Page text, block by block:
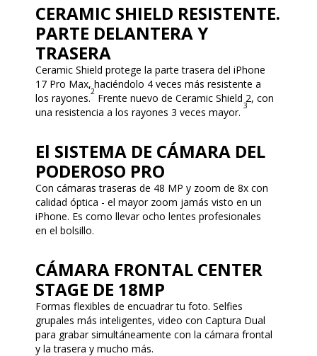
CERAMIC SHIELD RESISTENTE.
PARTE DELANTERA Y
TRASERA
Ceramic Shield protege la parte trasera del iPhone
17 Pro Max, haciéndolo 4 veces más resistente a
los rayones.2 Frente nuevo de Ceramic Shield 2, con
una resistencia a los rayones 3 veces mayor. 3
El SISTEMA DE CÁMARA DEL
PODEROSO PRO
Con cámaras traseras de 48 MP y zoom de 8x con
calidad óptica - el mayor zoom jamás visto en un
iPhone. Es como llevar ocho lentes profesionales
en el bolsillo.
CÁMARA FRONTAL CENTER
STAGE DE 18MP
Formas flexibles de encuadrar tu foto. Selfies
grupales más inteligentes, video con Captura Dual
para grabar simultáneamente con la cámara frontal
y la trasera y mucho más.